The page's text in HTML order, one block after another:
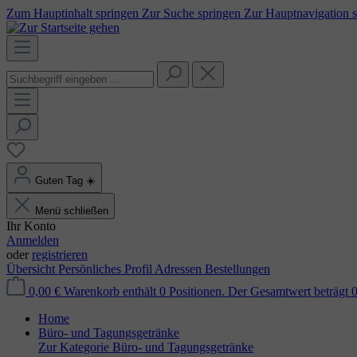
Zum Hauptinhalt springen Zur Suche springen Zur Hauptnavigation
Guten Tag ☀️
Menü schließen
Ihr Konto
Anmelden
oder registrieren
Übersicht Persönliches Profil Adressen Bestellungen
0,00 € Warenkorb enthält 0 Positionen. Der Gesamtwert beträgt
Home
Büro- und Tagungsgetränke
Zur Kategorie Büro- und Tagungsgetränke